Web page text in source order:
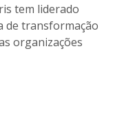
tem liderado
de transformação
organizações